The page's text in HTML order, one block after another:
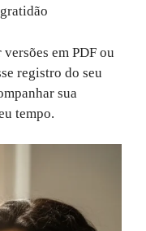
em PDF ou
registro do seu
sua
tempo.